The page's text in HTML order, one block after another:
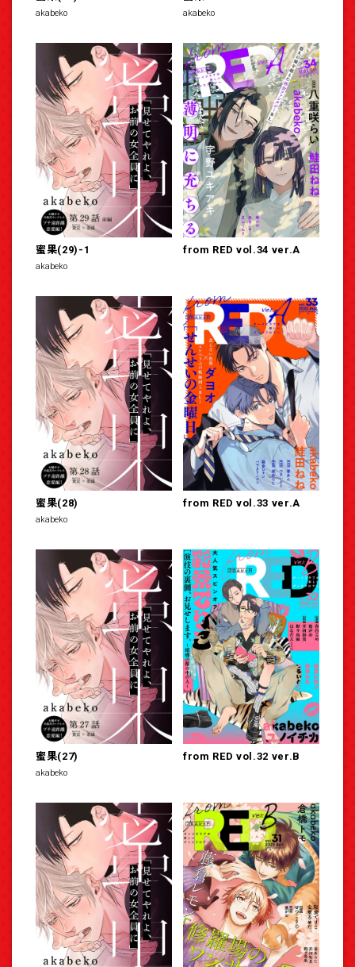
akabeko akabeko
蜜果(29)-1
akabeko
from RED vol.34 ver.A
蜜果(28)
akabeko
from RED vol.33 ver.A
蜜果(27)
akabeko
from RED vol.32 ver.B